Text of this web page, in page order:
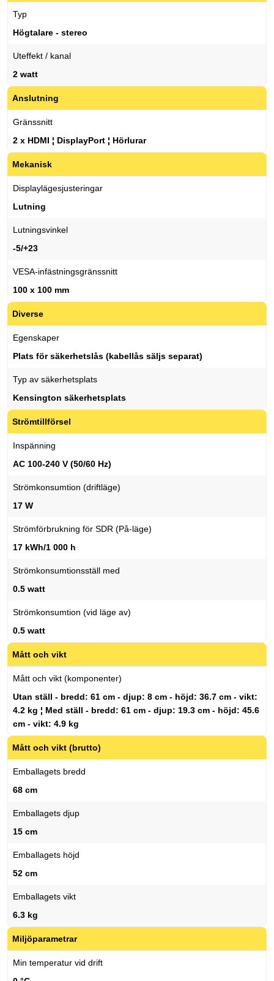
Typ
Högtalare - stereo
Uteffekt / kanal
2 watt
Anslutning
Gränssnitt
2 x HDMI ¦ DisplayPort ¦ Hörlurar
Mekanisk
Displaylägesjusteringar
Lutning
Lutningsvinkel
-5/+23
VESA-infästningsgränssnitt
100 x 100 mm
Diverse
Egenskaper
Plats för säkerhetslås (kabellås säljs separat)
Typ av säkerhetsplats
Kensington säkerhetsplats
Strömtillförsel
Inspänning
AC 100-240 V (50/60 Hz)
Strömkonsumtion (driftläge)
17 W
Strömförbrukning för SDR (På-läge)
17 kWh/1 000 h
Strömkonsumtionsställ med
0.5 watt
Strömkonsumtion (vid läge av)
0.5 watt
Mått och vikt
Mått och vikt (komponenter)
Utan ställ - bredd: 61 cm - djup: 8 cm - höjd: 36.7 cm - vikt:
4.2 kg ¦ Med ställ - bredd: 61 cm - djup: 19.3 cm - höjd: 45.6
cm - vikt: 4.9 kg
Mått och vikt (brutto)
Emballagets bredd
68 cm
Emballagets djup
15 cm
Emballagets höjd
52 cm
Emballagets vikt
6.3 kg
Miljöparametrar
Min temperatur vid drift